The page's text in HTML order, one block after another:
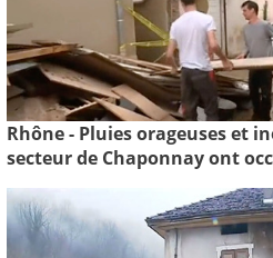
Rhône - Pluies orageuses et
secteur de Chaponnay ont